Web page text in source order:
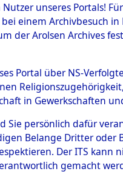
0009
unseres Portals!
einem Archivbesuch
der Arolsen Archives
Portal über NS-
in Gewerkschaften
Sie persönlich dafür
Belange Dritter
Der ITS
gemacht